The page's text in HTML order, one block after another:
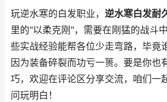
玩逆水寒的白发职业， 逆水寒白发耐
里的"以柔克刚"，需要在刚猛的战斗
些实战经验能帮各位少走弯路，毕竟
因为装备碎裂而功亏一篑。要是你也
巧，欢迎在评论区分享交流，咱们一
问玩明白！